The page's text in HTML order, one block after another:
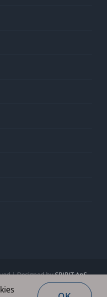
| Designed bySPIRIT ApS
E-